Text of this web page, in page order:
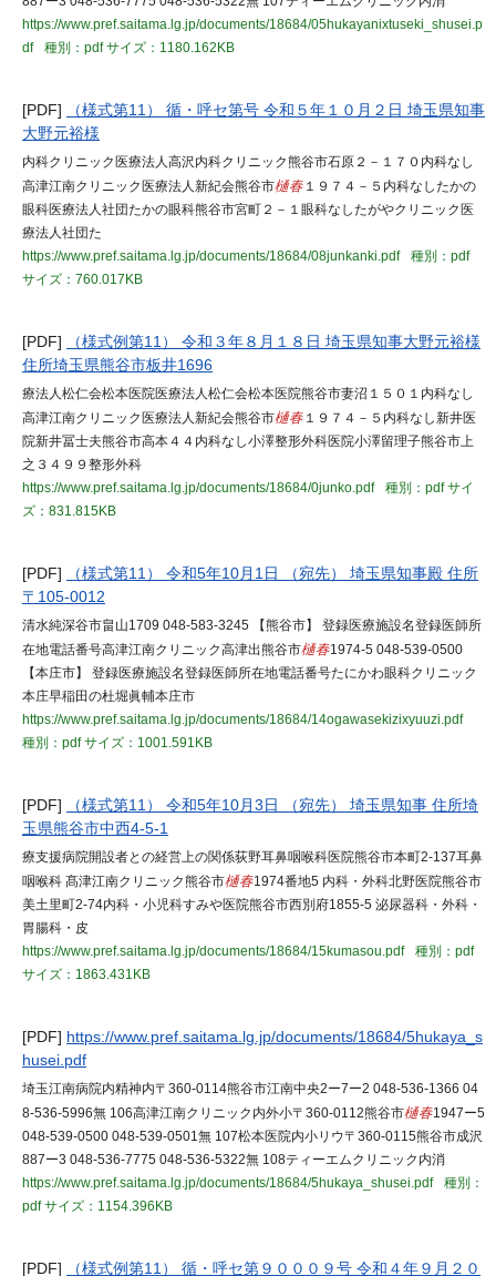
https://www.pref.saitama.lg.jp/documents/18684/05hukayanixtuseki_shusei.p
df
種別：pdfサイズ：1180.162KB
[PDF]
（様式第11） 循・呼セ第号 令和５年１０月２日 埼玉県知事
大野元裕様
内科クリニック医療法人高沢内科クリニック熊谷市石原２－１７０内科なし
高津江南クリニック医療法人新紀会熊谷市樋春 １９７４－５内科なしたかの
眼科医療法人社団たかの眼科熊谷市宮町２－１眼科なしたがやクリニック医
療法人社団た
https://www.pref.saitama.lg.jp/documents/18684/08junkanki.pdf
種別：pdf
サイズ：760.017KB
[PDF]
（様式例第11） 令和３年８月１８日 埼玉県知事大野元裕様
住所埼玉県熊谷市板井1696
療法人松仁会松本医院医療法人松仁会松本医院熊谷市妻沼１５０１内科なし
高津江南クリニック医療法人新紀会熊谷市樋春 １９７４－５内科なし新井医
院新井冨士夫熊谷市高本４４内科なし小澤整形外科医院小澤留理子熊谷市上
之３４９９整形外科
https://www.pref.saitama.lg.jp/documents/18684/0junko.pdf
種別：pdfサイ
ズ：831.815KB
[PDF]
（様式第11） 令和5年10月1日 （宛先） 埼玉県知事殿 住所
〒105-0012
清水純深谷市畠山1709 048-583-3245 【熊谷市】 登録医療施設名登録医師所
在地電話番号高津江南クリニック高津出熊谷市樋春1974-5 048-539-0500
【本庄市】 登録医療施設名登録医師所在地電話番号たにかわ眼科クリニック
本庄早稲田の杜堀眞輔本庄市
https://www.pref.saitama.lg.jp/documents/18684/14ogawasekizixyuuzi.pdf
種別：pdfサイズ：1001.591KB
[PDF]
（様式第11） 令和5年10月3日 （宛先） 埼玉県知事 住所埼
玉県熊谷市中西4-5-1
療支援病院開設者との経営上の関係荻野耳鼻咽喉科医院熊谷市本町2-137耳鼻
咽喉科 髙津江南クリニック熊谷市樋春1974番地5 内科・外科北野医院熊谷市
美土里町2-74内科・小児科すみや医院熊谷市西別府1855-5 泌尿器科・外科・
胃腸科・皮
https://www.pref.saitama.lg.jp/documents/18684/15kumasou.pdf
種別：pdf
サイズ：1863.431KB
[PDF] https://www.pref.saitama.lg.jp/documents/18684/5hukaya_s
husei.pdf
埼玉江南病院内精神内〒360-0114熊谷市江南中央2ー7ー2 048-536-1366 04
8-536-5996無 106高津江南クリニック内外小〒360-0112熊谷市樋春1947ー5
048-539-0500 048-539-0501無 107松本医院内小リウ〒360-0115熊谷市成沢
887ー3 048-536-7775 048-536-5322無 108ティーエムクリニック内消
https://www.pref.saitama.lg.jp/documents/18684/5hukaya_shusei.pdf
種別：
pdfサイズ：1154.396KB
[PDF]
（様式例第11） 循・呼セ第９０００９号 令和４年９月２０